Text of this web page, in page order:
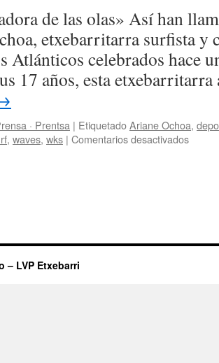
de
cubierta
en
la
pista
una
nueva
de las olas» Así han
etxebarritarra surfista y
Atlánticos celebrados hace
17 años, esta
· Prentsa | EtiquetadoAriane Ochoa,
, waves, wks | Comentarios desactivadosen
– LVP Etxebarri